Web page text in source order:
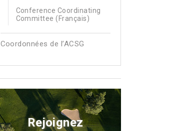
Conference Coordinating
Committee (Français)
Coordonnées de l’ACSG
Rejoignez